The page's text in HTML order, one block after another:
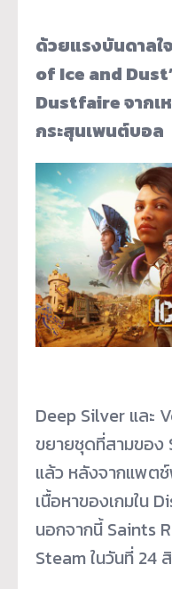
ด้วยแรงบันดาลใ
of Ice and
Dustfaire จากเ
กระสุนเพนต์บอล
Deep Silver และ
ขยายชุดที่สามของ
แล้ว หลังจากแพต
เนื้อหาของเกมใน
นอกจากนี้ Saints
Steam ในวันที่ 24